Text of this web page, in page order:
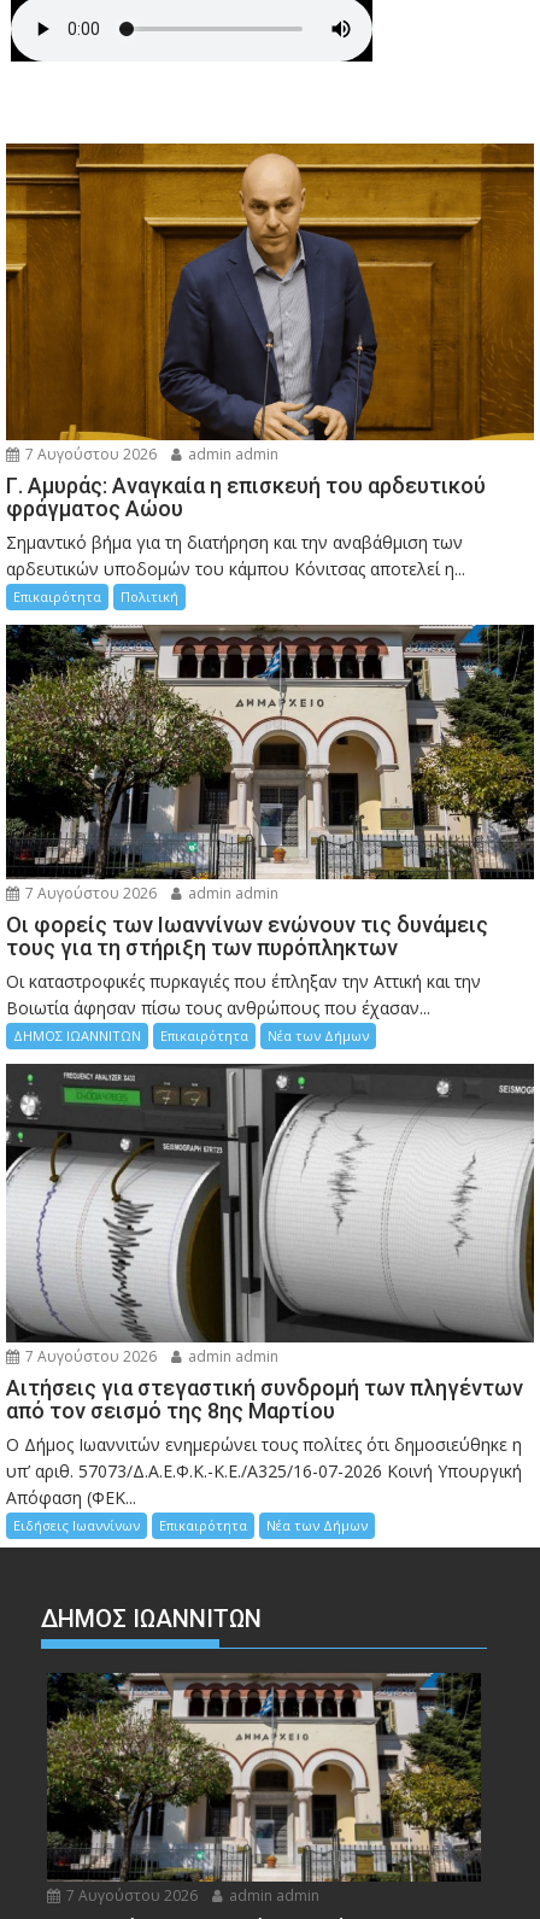
7 Αυγούστου 2026 admin admin
Γ. Αμυράς: Αναγκαία η επισκευή του αρδευτικού
φράγματος Αώου
Σημαντικό βήμα για τη διατήρηση και την αναβάθμιση των
αρδευτικών υποδομών του κάμπου Κόνιτσας αποτελεί η...
Επικαιρότητα Πολιτική
7 Αυγούστου 2026 admin admin
Οι φορείς των Ιωαννίνων ενώνουν τις δυνάμεις
τους για τη στήριξη των πυρόπληκτων
Οι καταστροφικές πυρκαγιές που έπληξαν την Αττική και την
Bοιωτία άφησαν πίσω τους ανθρώπους που έχασαν...
ΔΗΜΟΣ ΙΩΑΝΝΙΤΩΝ Επικαιρότητα Νέα των Δήμων
7 Αυγούστου 2026 admin admin
Αιτήσεις για στεγαστική συνδρομή των πληγέντων
από τον σεισμό της 8ης Μαρτίου
Ο Δήμος Ιωαννιτών ενημερώνει τους πολίτες ότι δημοσιεύθηκε η
υπ’ αριθ. 57073/Δ.Α.Ε.Φ.Κ.-Κ.Ε./Α325/16-07-2026 Κοινή Υπουργική
Απόφαση (ΦΕΚ...
Ειδήσεις Ιωαννίνων Επικαιρότητα Νέα των Δήμων
ΔΗΜΟΣ ΙΩΑΝΝΙΤΩΝ
7 Αυγούστου 2026 admin admin